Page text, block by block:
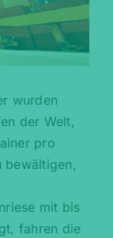
wurden
der Welt,
pro
bewältigen,
mit bis
fahren die